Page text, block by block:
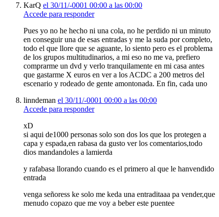
KarQ el 30/11/-0001 00:00 a las 00:00
Accede para responder
Pues yo no he hecho ni una cola, no he perdido ni un minuto
en conseguir una de esas entradas y me la suda por completo,
todo el que llore que se aguante, lo siento pero es el problema
de los grupos multitudinarios, a mi eso no me va, prefiero
comprarme un dvd y verlo tranquilamente en mi casa antes
que gastarme X euros en ver a los ACDC a 200 metros del
escenario y rodeado de gente amontonada. En fin, cada uno
linndeman el 30/11/-0001 00:00 a las 00:00
Accede para responder
xD
si aqui de1000 personas solo son dos los que los protegen a
capa y espada,en rabasa da gusto ver los comentarios,todo
dios mandandoles a lamierda
y rafabasa llorando cuando es el primero al que le hanvendido
entrada
venga señoress ke solo me keda una entraditaaa pa vender,que
menudo copazo que me voy a beber este puentee